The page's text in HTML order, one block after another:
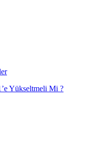
Yükseltmeli Mi ?